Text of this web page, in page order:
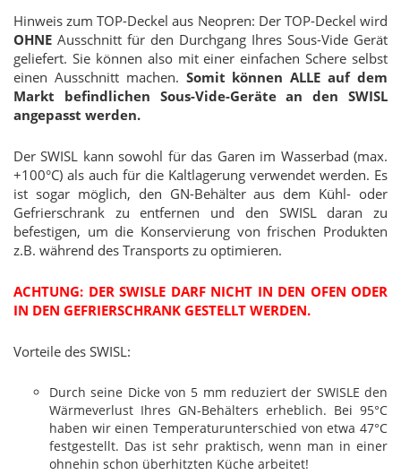
Hinweis zum TOP-Deckel aus Neopren: Der TOP-Deckel wird
OHNE Ausschnitt für den Durchgang Ihres Sous-Vide Gerät
geliefert. Sie können also mit einer einfachen Schere selbst
einen Ausschnitt machen. Somit können ALLE auf dem
Markt befindlichen Sous-Vide-Geräte an den SWISL
angepasst werden.
Der SWISL kann sowohl für das Garen im Wasserbad (max.
+100°C) als auch für die Kaltlagerung verwendet werden. Es
ist sogar möglich, den GN-Behälter aus dem Kühl- oder
Gefrierschrank zu entfernen und den SWISL daran zu
befestigen, um die Konservierung von frischen Produkten
z.B. während des Transports zu optimieren.
ACHTUNG: DER SWISLE DARF NICHT IN DEN OFEN ODER
IN DEN GEFRIERSCHRANK GESTELLT WERDEN.
Vorteile des SWISL:
Durch seine Dicke von 5 mm reduziert der SWISLE den
Wärmeverlust Ihres GN-Behälters erheblich. Bei 95°C
haben wir einen Temperaturunterschied von etwa 47°C
festgestellt. Das ist sehr praktisch, wenn man in einer
ohnehin schon überhitzten Küche arbeitet!